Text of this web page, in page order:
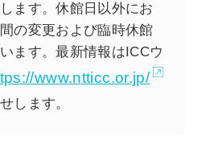
＋細井美裕、木藤遼太、ウ
かくらかずき、ユーゴ・ド
葉山嶺、古澤龍、米澤柊、
おおしまたくろう（エマー
出品作家）、リー・ムユン
ます。休館日以外にお
の変更および臨時休館
ます。最新情報はICCウ
www.ntticc.or.jp/
します。